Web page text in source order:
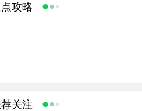
，栩栩如生。从“天门山”门入口
水泥栈道，曲径通幽，令人
，成群的天然弥猴、羚羊、
攻略
关注